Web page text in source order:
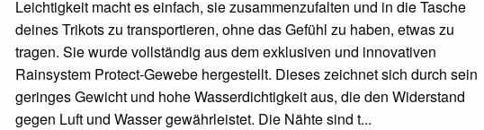
Leichtigkeit macht es einfach, sie zusammenzufalten und in die Tasche
deines Trikots zu transportieren, ohne das Gefühl zu haben, etwas zu
tragen. Sie wurde vollständig aus dem exklusiven und innovativen
Rainsystem Protect-Gewebe hergestellt. Dieses zeichnet sich durch sein
geringes Gewicht und hohe Wasserdichtigkeit aus, die den Widerstand
gegen Luft und Wasser gewährleistet. Die Nähte sind t...